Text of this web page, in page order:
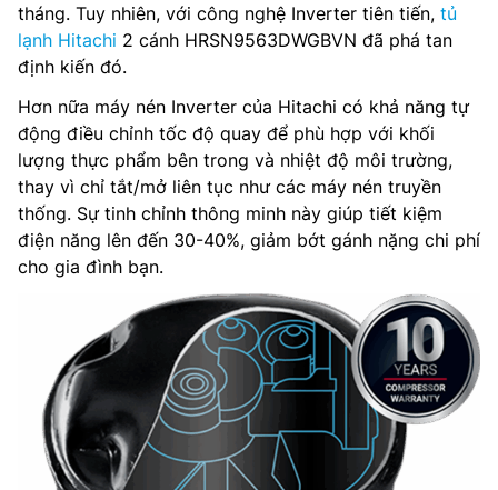
tháng. Tuy nhiên, với công nghệ Inverter tiên tiến, tủ
lạnh Hitachi 2 cánh HRSN9563DWGBVN đã phá tan
định kiến đó.
Hơn nữa máy nén Inverter của Hitachi có khả năng tự
động điều chỉnh tốc độ quay để phù hợp với khối
lượng thực phẩm bên trong và nhiệt độ môi trường,
thay vì chỉ tắt/mở liên tục như các máy nén truyền
thống. Sự tinh chỉnh thông minh này giúp tiết kiệm
điện năng lên đến 30-40%, giảm bớt gánh nặng chi phí
cho gia đình bạn.